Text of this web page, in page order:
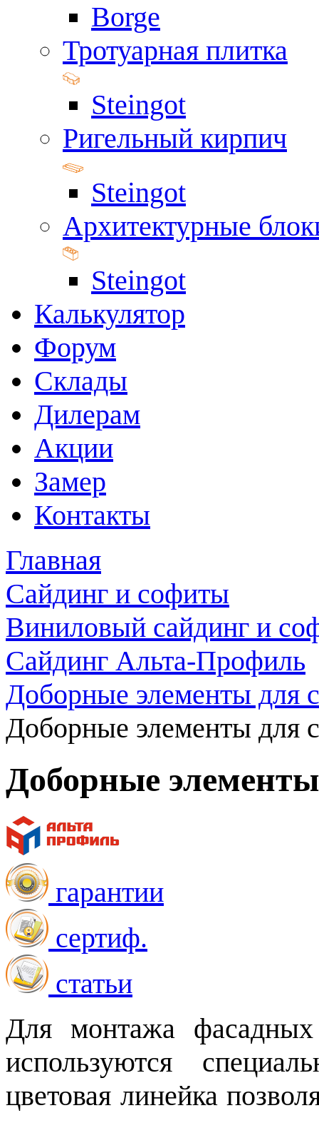
Borge
Тротуарная плитка
Steingot
Ригельный кирпич
Steingot
Архитектурные
Steingot
Калькулятор
Форум
Склады
Дилерам
Акции
Замер
Контакты
Главная
Сайдинг и софиты
Виниловый сайдинг и
Сайдинг Альта-Профиль
Доборные элементы для
Доборные элементы для
Доборные
гарантии
сертиф.
статьи
Для монтажа фасадных
используются
цветовая линейка